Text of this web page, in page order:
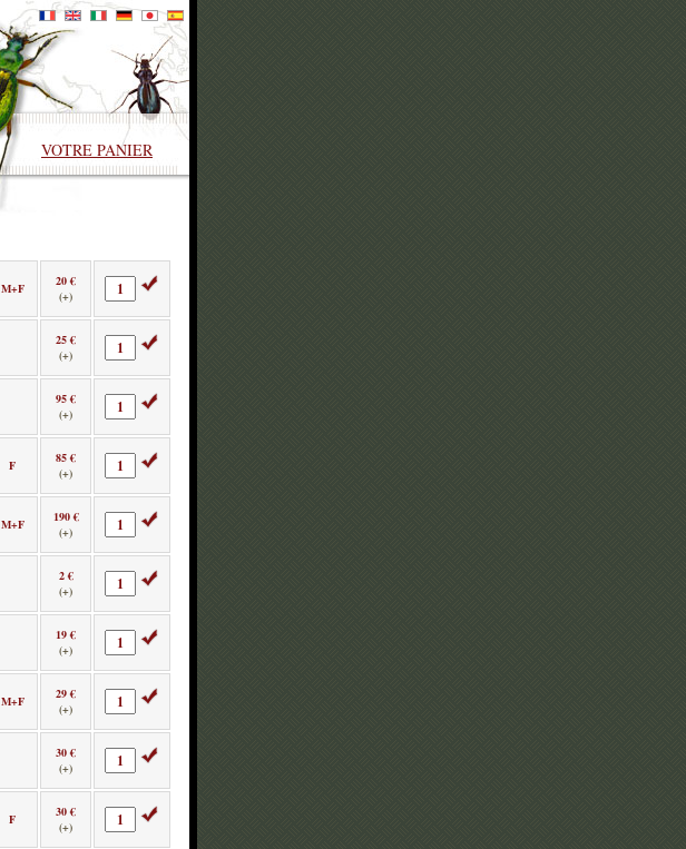
VOTRE PANIER
M+F
20 €
(+)
25 €
(+)
95 €
(+)
F
85 €
(+)
M+F
190 €
(+)
2 €
(+)
19 €
(+)
M+F
29 €
(+)
30 €
(+)
F
30 €
(+)